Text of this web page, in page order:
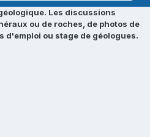
Les discussions
ou de roches, de photos de
d'emploi ou stage de géologues.